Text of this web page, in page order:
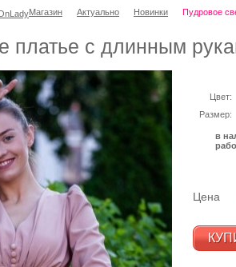
платье с длинным
Цвет:
Размер:
в
Цена
Магазин Актуально Новинки Пудровое